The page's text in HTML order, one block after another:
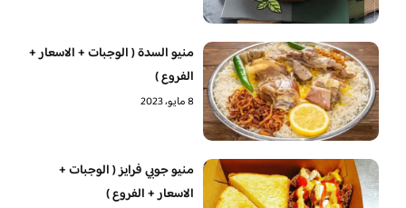
منيو السدة ( الوجبات + الاسعار +
الفروع )
8 مايو، 2023
منيو جوبي فرايز ( الوجبات +
الاسعار + الفروع )